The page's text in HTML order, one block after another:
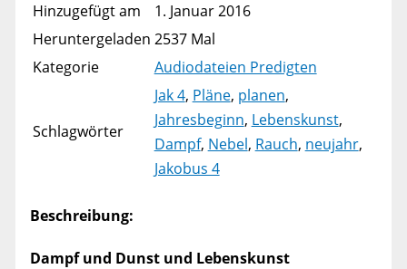
Hinzugefügt am
1. Januar 2016
Heruntergeladen 2537 Mal
Kategorie
Audiodateien Predigten
Schlagwörter
Jak 4, Pläne, planen,
Jahresbeginn, Lebenskunst,
Dampf, Nebel, Rauch, neujahr,
Jakobus 4
Beschreibung:
Dampf und Dunst und Lebenskunst